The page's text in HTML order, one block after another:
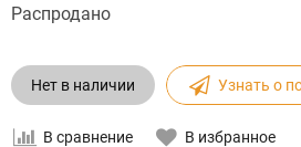
Распродано
Нет в наличии Узнать о
В сравнение В избранное